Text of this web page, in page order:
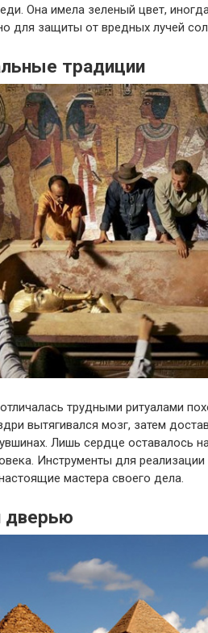
Она имела зеленый цвет,
для защиты от вредных лучей
традиции
трудными ритуалами
вытягивался мозг, затем
Лишь сердце оставалось
Инструменты для
мастера своего дела.
дверью